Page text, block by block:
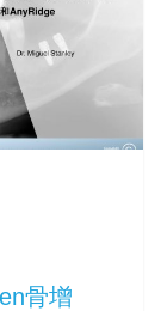
骨增